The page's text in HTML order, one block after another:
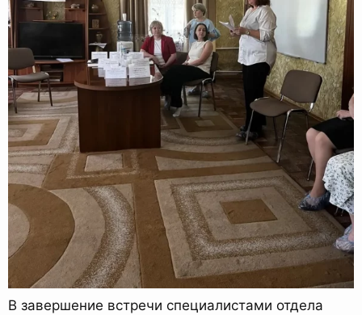
В завершение встречи специалистами отдела